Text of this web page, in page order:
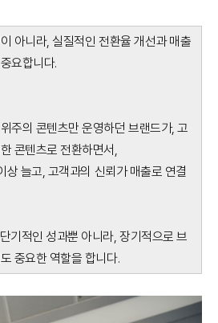
아니라, 실질적인 전환율 개선과 매출
요합니다.
주의 콘텐츠만 운영하던 브랜드가, 고
콘텐츠로 전환하면서,
늘고, 고객과의 신뢰가 매출로 연결
기적인 성과뿐 아니라, 장기적으로 브
중요한 역할을 합니다.